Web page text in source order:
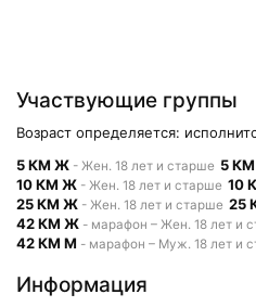
Участвующие группы
Возраст определяется:
5 КМ Ж - Жен. 18 лет и старше 5
10 КМ Ж - Жен. 18 лет и старше 10
25 КМ Ж - Жен. 18 лет и старше 25
42 КМ Ж - марафон – Жен. 18 лет и
42 КМ М - марафон – Муж. 18 лет и
Информация